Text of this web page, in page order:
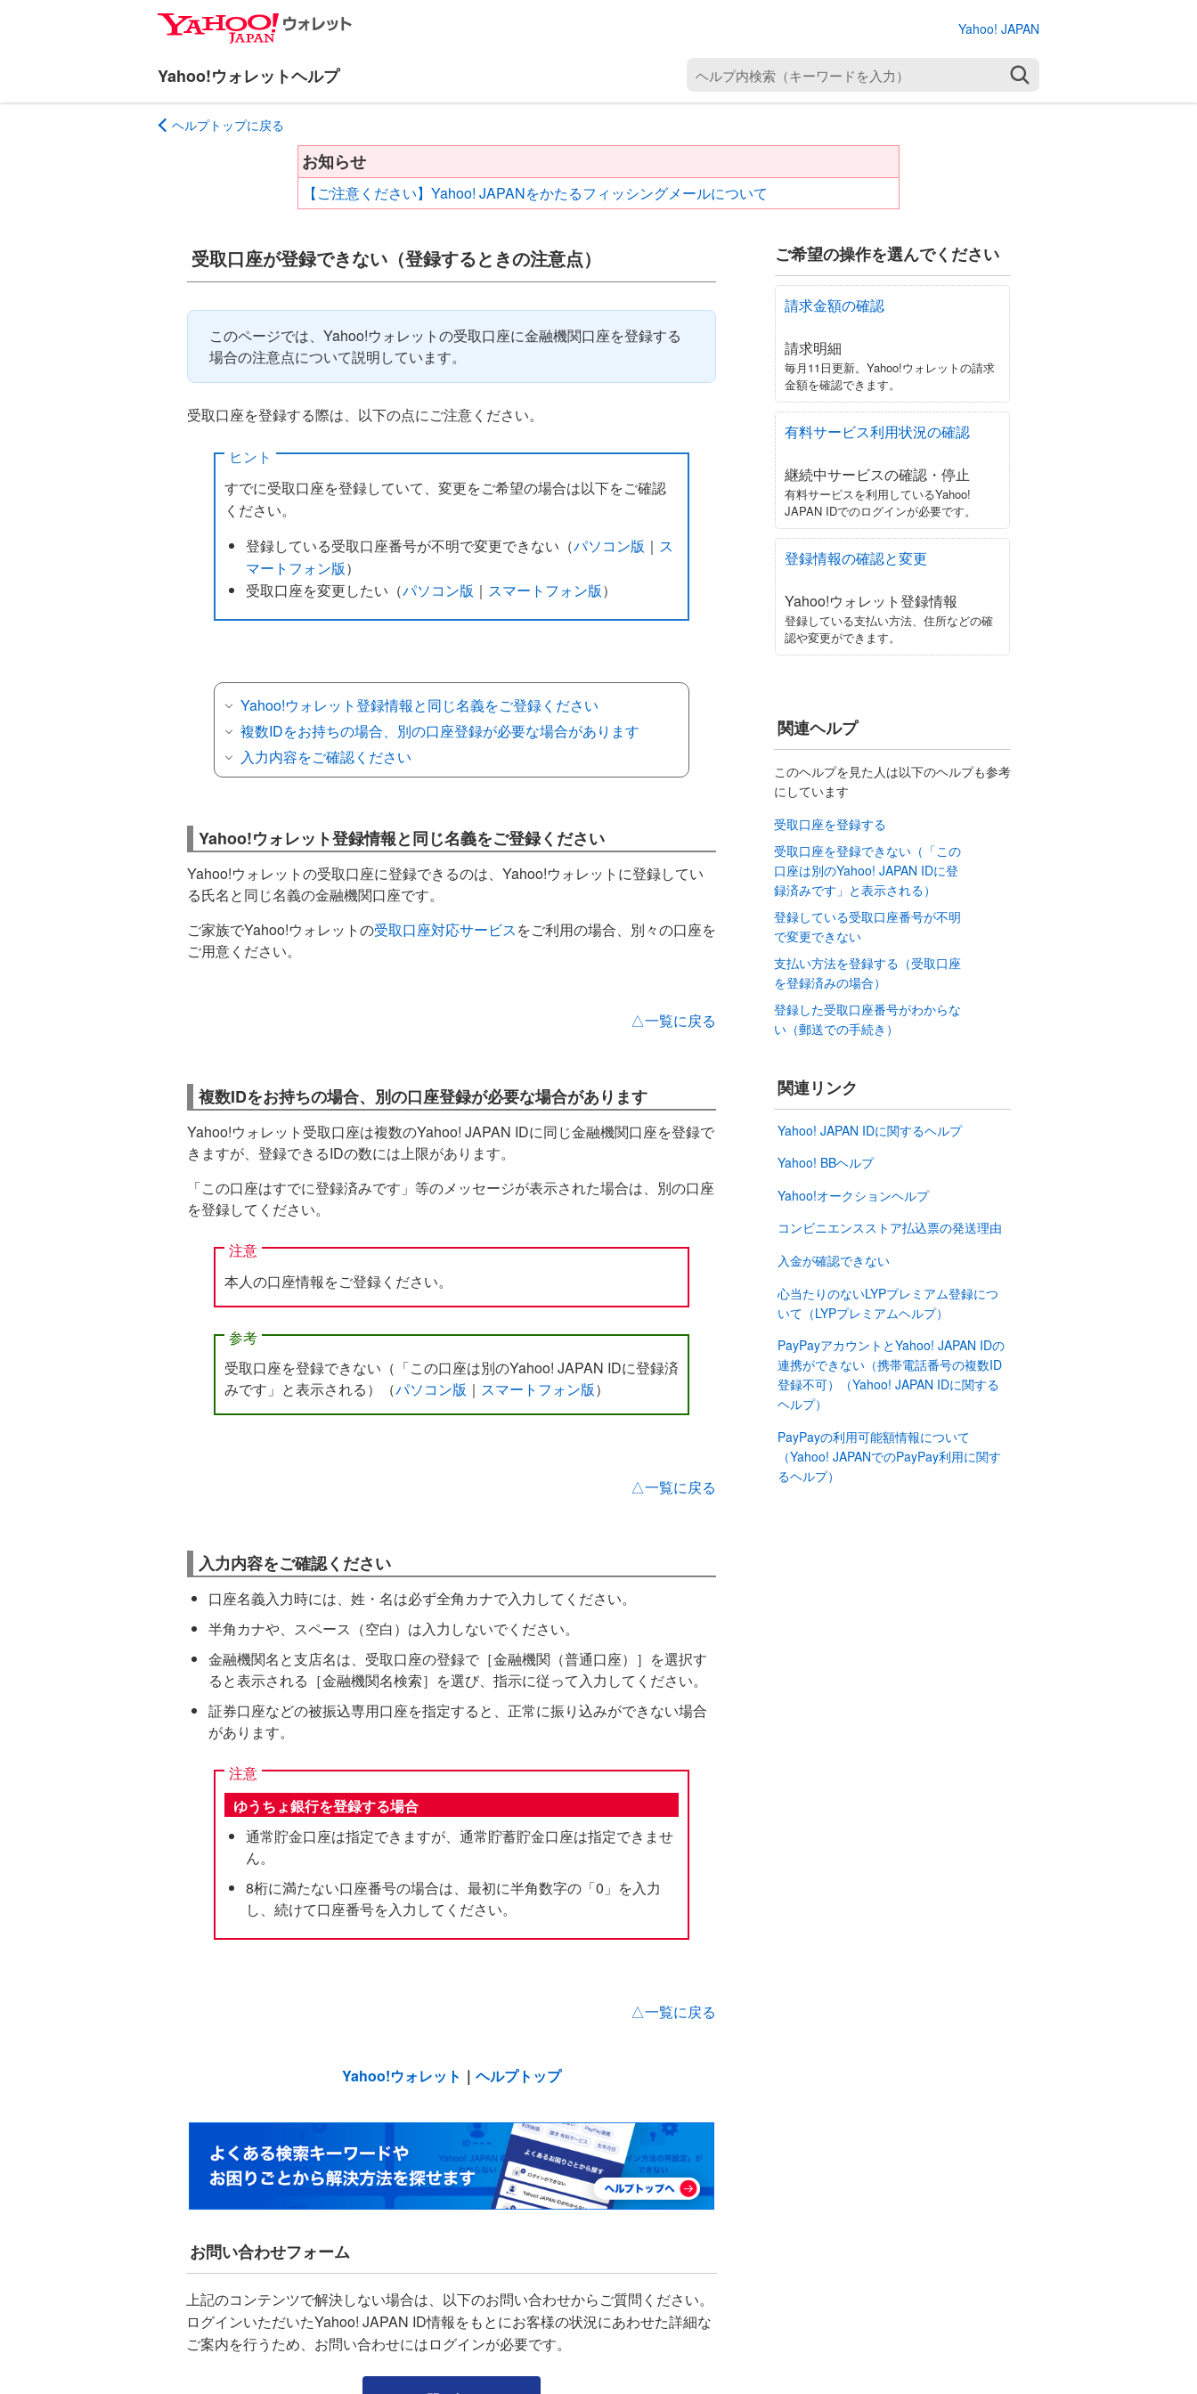
シ
ン
Yahoo! JAPAN
プ
検
索
（
ー
）
ヘルプトップに戻る
お知らせ
【ご注意ください】Yahoo! JAPANをかたるフィッシングメールについて
受取口座が登録できない（登録するときの注意点）
このページでは、Yahoo!ウォレットの受取口座に金融機関口座を登録する
場合の注意点について説明しています。
受取口座を登録する際は、以下の点にご注意ください。
ヒント
すでに受取口座を登録していて、変更をご希望の場合は以下をご確認
ください。
登録している受取口座番号が不明で変更できない（パソコン版 ｜ ス
マートフォン版）
受取口座を変更したい（パソコン版 ｜ スマートフォン版）
Yahoo!ウォレット登録情報と同じ名義をご登録ください
複数IDをお持ちの場合、別の口座登録が必要な場合があります
入力内容をご確認ください
Yahoo!ウォレット登録情報と同じ名義をご登録ください
Yahoo!ウォレットの受取口座に登録できるのは、Yahoo!ウォレットに登録してい
る氏名と同じ名義の金融機関口座です。
ご家族でYahoo!ウォレットの受取口座対応サービスをご利用の場合、別々の口座を
ご用意ください。
△一覧に戻る
複数IDをお持ちの場合、別の口座登録が必要な場合があります
Yahoo!ウォレット受取口座は複数のYahoo! JAPAN IDに同じ金融機関口座を登録で
きますが、登録できるIDの数には上限があります。
「この口座はすでに登録済みです」等のメッセージが表示された場合は、別の口座
を登録してください。
注意
本人の口座情報をご登録ください。
参考
受取口座を登録できない（「この口座は別のYahoo! JAPAN IDに登録済
みです」と表示される）（パソコン版 ｜ スマートフォン版）
△一覧に戻る
入力内容をご確認ください
口座名義入力時には、姓・名は必ず全角カナで入力してください。
半角カナや、スペース（空白）は入力しないでください。
金融機関名と支店名は、受取口座の登録で［金融機関（普通口座）］を選択す
ると表示される［金融機関名検索］を選び、指示に従って入力してください。
証券口座などの被振込専用口座を指定すると、正常に振り込みができない場合
があります。
注意
ゆうちょ銀行を登録する場合
通常貯金口座は指定できますが、通常貯蓄貯金口座は指定できませ
ん。
8桁に満たない口座番号の場合は、最初に半角数字の「0」を入力
し、続けて口座番号を入力してください。
△一覧に戻る
Yahoo!ウォレット ｜ ヘルプトップ
お問い合わせフォーム
上記のコンテンツで解決しない場合は、以下のお問い合わせからご質問ください。
ログインいただいたYahoo! JAPAN ID情報をもとにお客様の状況にあわせた詳細な
ご案内を行うため、お問い合わせにはログインが必要です。
ご希望の操作を選んでください
請求金額の確認
請求明細
毎月11日更新。Yahoo!ウォレットの請求
金額を確認できます。
有料サービス利用状況の確認
継続中サービスの確認・停止
有料サービスを利用しているYahoo!
JAPAN IDでのログインが必要です。
登録情報の確認と変更
Yahoo!ウォレット登録情報
登録している支払い方法、住所などの確
認や変更ができます。
関連ヘルプ
このヘルプを見た人は以下のヘルプも参考
にしています
受取口座を登録する
受取口座を登録できない（「この
口座は別のYahoo! JAPAN IDに登
録済みです」と表示される）
登録している受取口座番号が不明
で変更できない
支払い方法を登録する（受取口座
を登録済みの場合）
登録した受取口座番号がわからな
い（郵送での手続き）
関連リンク
Yahoo! JAPAN IDに関するヘルプ
Yahoo! BBヘルプ
Yahoo!オークションヘルプ
コンビニエンスストア払込票の発送理由
入金が確認できない
心当たりのないLYPプレミアム登録につ
いて（LYPプレミアムヘルプ）
PayPayアカウントとYahoo! JAPAN IDの
連携ができない（携帯電話番号の複数ID
登録不可）（Yahoo! JAPAN IDに関する
ヘルプ）
PayPayの利用可能額情報について
（Yahoo! JAPANでのPayPay利用に関す
るヘルプ）